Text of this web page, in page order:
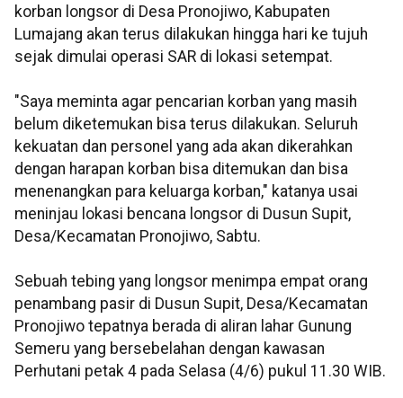
korban longsor di Desa Pronojiwo, Kabupaten
Lumajang akan terus dilakukan hingga hari ke tujuh
sejak dimulai operasi SAR di lokasi setempat.
"Saya meminta agar pencarian korban yang masih
belum diketemukan bisa terus dilakukan. Seluruh
kekuatan dan personel yang ada akan dikerahkan
dengan harapan korban bisa ditemukan dan bisa
menenangkan para keluarga korban," katanya usai
meninjau lokasi bencana longsor di Dusun Supit,
Desa/Kecamatan Pronojiwo, Sabtu.
Sebuah tebing yang longsor menimpa empat orang
penambang pasir di Dusun Supit, Desa/Kecamatan
Pronojiwo tepatnya berada di aliran lahar Gunung
Semeru yang bersebelahan dengan kawasan
Perhutani petak 4 pada Selasa (4/6) pukul 11.30 WIB.